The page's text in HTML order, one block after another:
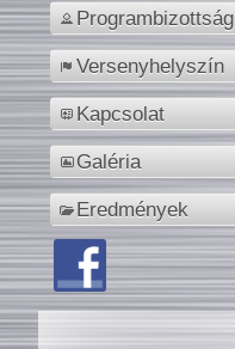
Programbizottság
Versenyhelyszín
Kapcsolat
Galéria
Eredmények